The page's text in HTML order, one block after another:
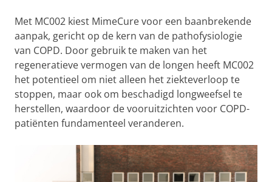
Met MC002 kiest MimeCure voor een baanbrekende
aanpak, gericht op de kern van de pathofysiologie
van COPD. Door gebruik te maken van het
regeneratieve vermogen van de longen heeft MC002
het potentieel om niet alleen het ziekteverloop te
stoppen, maar ook om beschadigd longweefsel te
herstellen, waardoor de vooruitzichten voor COPD-
patiënten fundamenteel veranderen.